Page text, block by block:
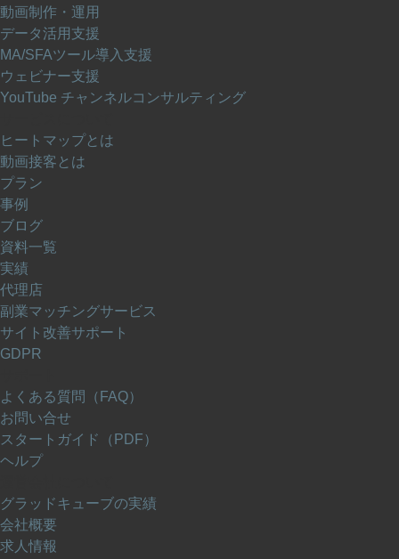
動画制作・運用
データ活用支援
MA/SFAツール導入支援
ウェビナー支援
YouTube チャンネルコンサルティング
ヒートマップとは
動画接客とは
プラン
事例
ブログ
資料一覧
実績
代理店
副業マッチングサービス
サイト改善サポート
GDPR
よくある質問（FAQ）
お問い合せ
スタートガイド（PDF）
ヘルプ
グラッドキューブの実績
会社概要
求人情報